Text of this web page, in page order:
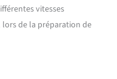
vitesses
de la préparation de